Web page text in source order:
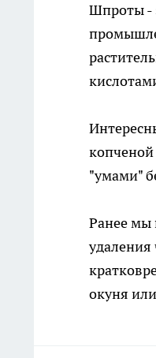
Шпроты -
копченой
"умами"
Ранее мы
окуня